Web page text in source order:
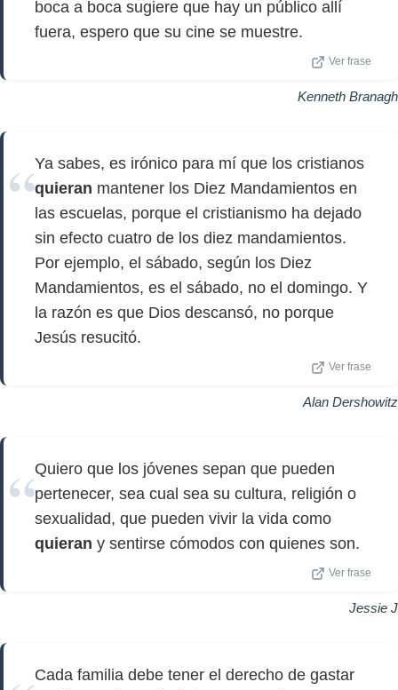
boca a boca sugiere que hay un público allí
fuera, espero que su cine se muestre.
Ver frase
Kenneth Branagh
Ya sabes, es irónico para mí que los cristianos
quieran mantener los Diez Mandamientos en
las escuelas, porque el cristianismo ha dejado
sin efecto cuatro de los diez mandamientos.
Por ejemplo, el sábado, según los Diez
Mandamientos, es el sábado, no el domingo. Y
la razón es que Dios descansó, no porque
Jesús resucitó.
Ver frase
Alan Dershowitz
Quiero que los jóvenes sepan que pueden
pertenecer, sea cual sea su cultura, religión o
sexualidad, que pueden vivir la vida como
quieran y sentirse cómodos con quienes son.
Ver frase
Jessie J
Cada familia debe tener el derecho de gastar